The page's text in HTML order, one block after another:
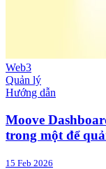
Web3
Quản lý
Hướng dẫn
Moove
trong một để
15 Feb 2026